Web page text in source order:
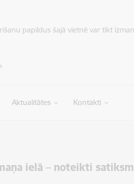
papildus šajā vietnē var tikt
Aktualitātes Kontakti
ielā – noteikti